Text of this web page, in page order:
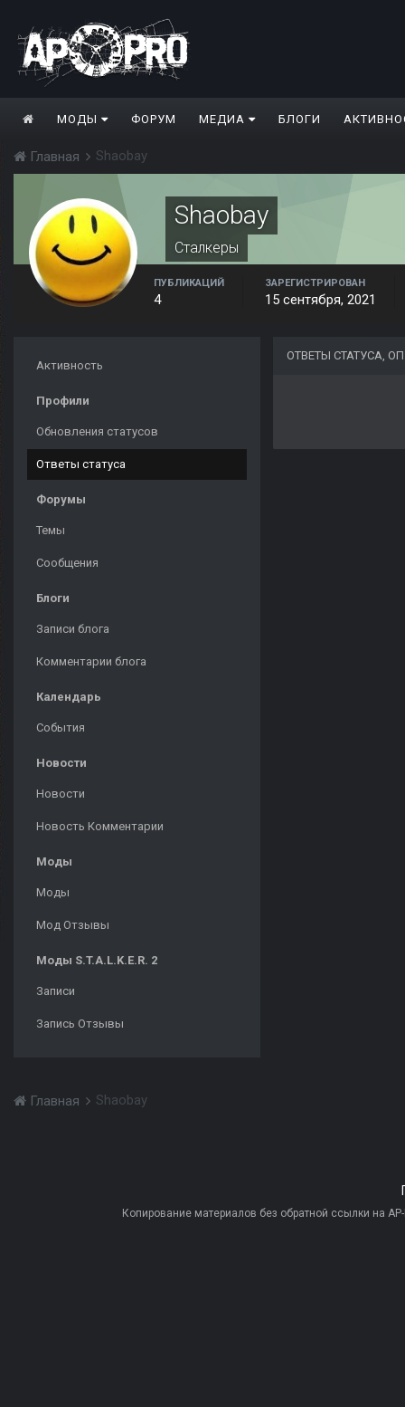
МОДЫ ФОРУМ МЕДИА БЛОГИ
Главная Shaobay
Shaobay
Сталкеры
ПУБЛИКАЦИЙ
4
ЗАРЕГИСТРИРОВАН
15 сентября, 2021
Активность
Профили
Обновления статусов
Ответы статуса
Форумы
Темы
Сообщения
Блоги
Записи блога
Комментарии блога
Календарь
События
Новости
Новости
Новость Комментарии
Моды
Моды
Мод Отзывы
Моды S.T.A.L.K.E.R. 2
Записи
Запись Отзывы
ОТВЕТЫ СТАТУСА,
Главная Shaobay
Копирование материалов без обратной ссылки на